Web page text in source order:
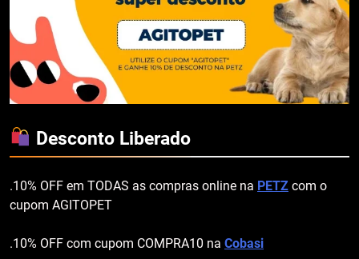
Desconto Liberado
.10% OFF em TODAS as compras online na PETZ com o
cupom AGITOPET
.10% OFF com cupom COMPRA10 na Cobasi